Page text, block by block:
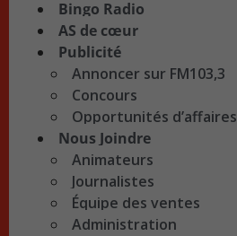
Bingo Radio
AS de cœur
Publicité
Annoncer sur FM103,3
Concours
Opportunités d’affaires
Nous Joindre
Animateurs
Journalistes
Équipe des ventes
Administration